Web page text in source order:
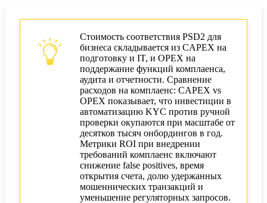
Стоимость соответствия PSD2 для
бизнеса складывается из CAPEX на
подготовку и IT, и OPEX на
поддержание функций комплаенса,
аудита и отчетности. Сравнение
расходов на комплаенс: CAPEX vs
OPEX показывает, что инвестиции в
автоматизацию KYC против ручной
проверки окупаются при масштабе от
десятков тысяч онбордингов в год.
Метрики ROI при внедрении
требований комплаенс включают
снижение false positives, время
открытия счета, долю удержанных
мошеннических транзакций и
уменьшение регуляторных запросов.